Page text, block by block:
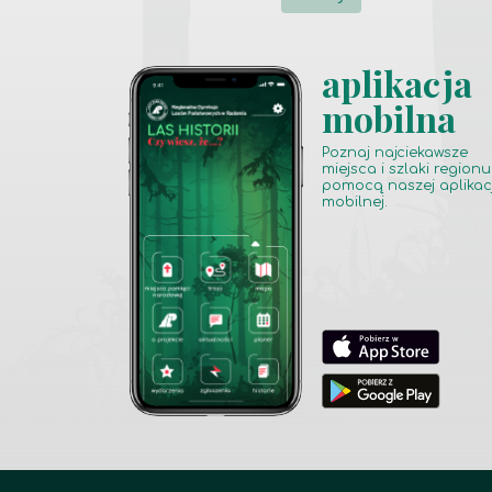
aplikacja
mobilna
Poznaj najciekawsze
miejsca i szlaki
pomocą naszej
mobilnej.